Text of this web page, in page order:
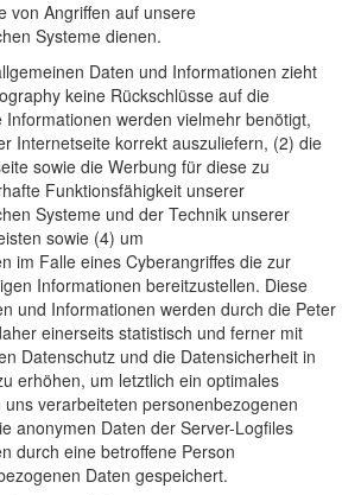
von Angriffen auf unsere
Systeme dienen.
Daten und Informationen zieht
keine Rückschlüsse auf die
werden vielmehr benötigt,
Internetseite korrekt auszuliefern, (2) die
sowie die Werbung für diese zu
Funktionsfähigkeit unserer
Systeme und der Technik unserer
sowie (4) um
im Falle eines Cyberangriffes die zur
Informationen bereitzustellen. Diese
und Informationen werden durch die Peter
einerseits statistisch und ferner mit
Datenschutz und die Datensicherheit in
erhöhen, um letztlich ein optimales
verarbeiteten personenbezogenen
anonymen Daten der Server-Logfiles
durch eine betroffene Person
Daten gespeichert.